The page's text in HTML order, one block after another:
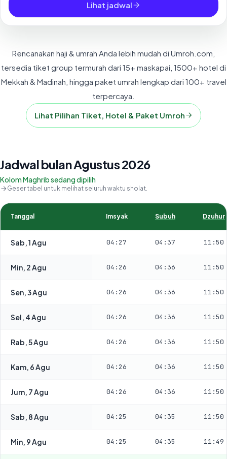
Lihat jadwal
Rencanakan haji & umrah Anda lebih mudah di Umroh.com,
tersedia tiket group termurah dari 15+ maskapai, 1500+ hotel di
Mekkah & Madinah, hingga paket umrah lengkap dari 100+ travel
terpercaya.
Lihat Pilihan Tiket, Hotel & Paket Umroh
Jadwal bulan Agustus 2026
Kolom Maghrib sedang dipilih
Geser tabel untuk melihat seluruh waktu sholat.
Tanggal Imsyak Subuh Dzuhur
Sab, 1 Agu 04:27 04:37 11:50
Min, 2 Agu 04:26 04:36 11:50
Sen, 3 Agu 04:26 04:36 11:50
Sel, 4 Agu 04:26 04:36 11:50
Rab, 5 Agu 04:26 04:36 11:50
Kam, 6 Agu 04:26 04:36 11:50
Jum, 7 Agu 04:26 04:36 11:50
Sab, 8 Agu 04:25 04:35 11:50
Min, 9 Agu 04:25 04:35 11:49